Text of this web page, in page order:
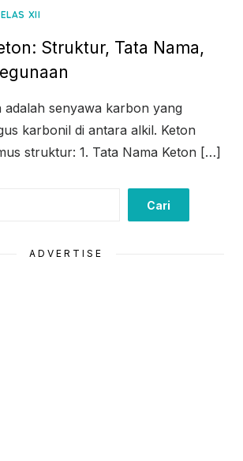
XII
Struktur, Tata Nama,
adalah senyawa karbon yang
karbonil di antara alkil. Keton
struktur: 1. Tata Nama Keton […]
Cari
ADVERTISE